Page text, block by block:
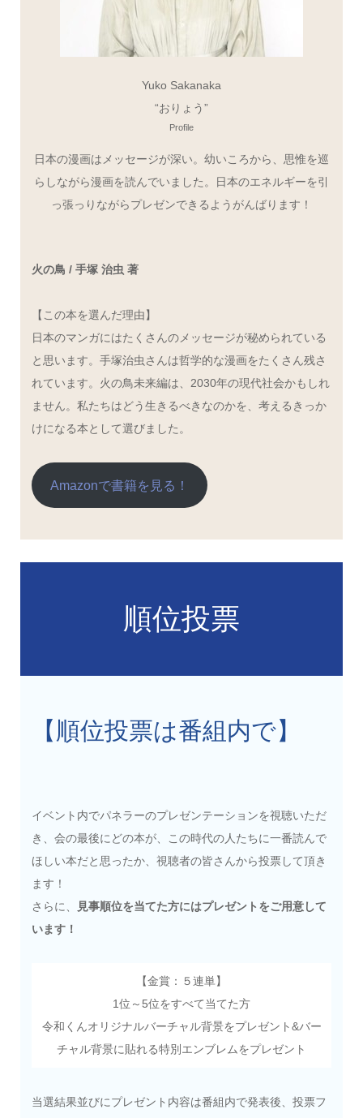
Yuko Sakanaka
“おりょう”
Profile
日本の漫画はメッセージが深い。幼いころから、思惟を巡
らしながら漫画を読んでいました。日本のエネルギーを引
っ張っりながらプレゼンできるようがんばります！
火の鳥 / 手塚 治虫 著
【この本を選んだ理由】
日本のマンガにはたくさんのメッセージが秘められている
と思います。手塚治虫さんは哲学的な漫画をたくさん残さ
れています。火の鳥未来編は、2030年の現代社会かもしれ
ません。私たちはどう生きるべきなのかを、考えるきっか
けになる本として選びました。
Amazonで書籍を見る！
順位投票
【順位投票は番組内で】
イベント内でパネラーのプレゼンテーションを視聴いただ
き、会の最後にどの本が、この時代の人たちに一番読んで
ほしい本だと思ったか、視聴者の皆さんから投票して頂き
ます！
さらに、
見事順位を当てた方にはプレゼントをご用意して
います！
【金賞：５連単】
1位～5位をすべて当てた方
令和くんオリジナルバーチャル背景をプレゼント&バー
チャル背景に貼れる特別エンブレムをプレゼント
当選結果並びにプレゼント内容は番組内で発表後、投票フ